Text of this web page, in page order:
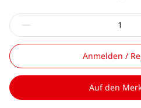
Anmelden /
Auf den